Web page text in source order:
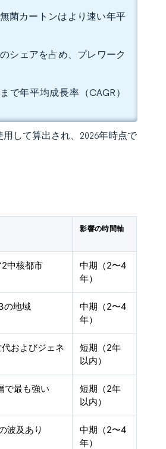
菌カートンはより速い年平
シェアを占め、プレワーク
で年平均成長率（CAGR）
して算出され、2026年時点で
影響の時間軸
中核都市
中期（2〜4
年）
の地域
中期（2〜4
年）
およびジェネ
短期（2年
以内）
で最も強い
短期（2年
以内）
波及あり
中期（2〜4
年）